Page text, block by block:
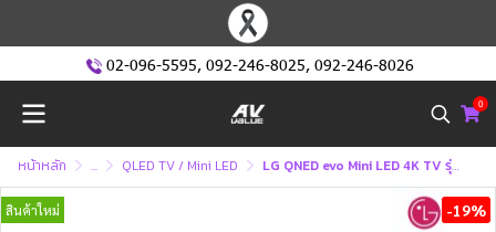
02-096-5595, 092-246-8025, 092-246-8026
0
หน้าหลัก ... QLED TV / Mini LED LG QNED evo Mini LED 4K TV รุ่น 65QNED86ASA ทีวีขนาด 65 นิ้ว QNED86 Series ( 65QNED86 , QNED86ASA , 86ASA)
สินค้าใหม่ -19%